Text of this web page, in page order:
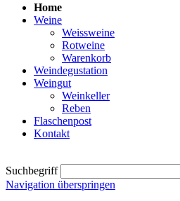
Home
Weine
Weissweine
Rotweine
Warenkorb
Weindegustation
Weingut
Weinkeller
Reben
Flaschenpost
Kontakt
Suchbegriff
Navigation überspringen